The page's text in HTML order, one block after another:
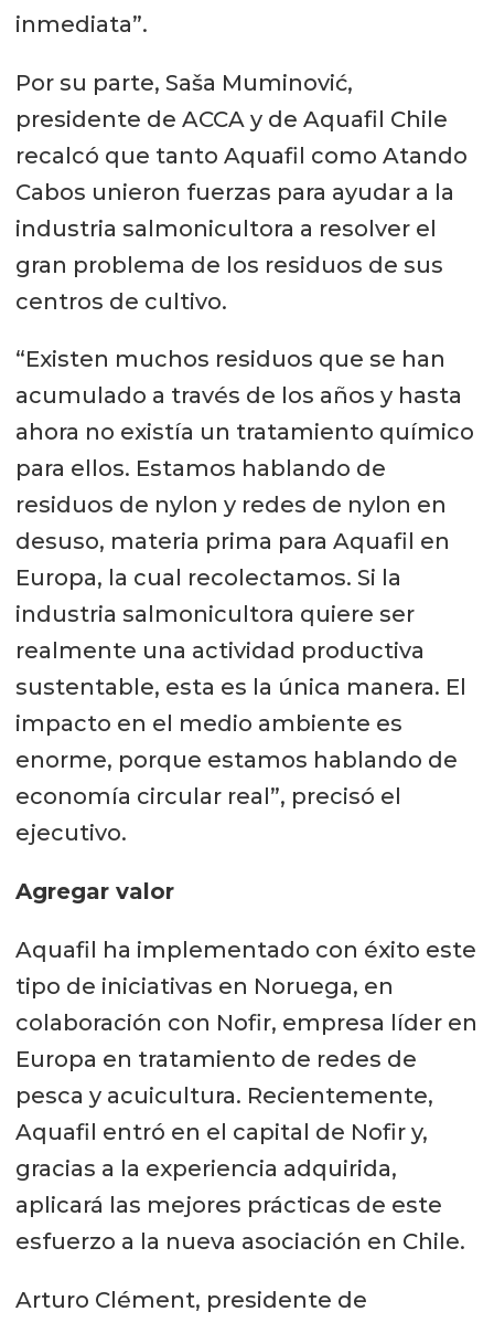
inmediata”.
Por su parte, Saša Muminović,
presidente de ACCA y de Aquafil Chile
recalcó que tanto Aquafil como Atando
Cabos unieron fuerzas para ayudar a la
industria salmonicultora a resolver el
gran problema de los residuos de sus
centros de cultivo.
“Existen muchos residuos que se han
acumulado a través de los años y hasta
ahora no existía un tratamiento químico
para ellos. Estamos hablando de
residuos de nylon y redes de nylon en
desuso, materia prima para Aquafil en
Europa, la cual recolectamos. Si la
industria salmonicultora quiere ser
realmente una actividad productiva
sustentable, esta es la única manera. El
impacto en el medio ambiente es
enorme, porque estamos hablando de
economía circular real”, precisó el
ejecutivo.
Agregar valor
Aquafil ha implementado con éxito este
tipo de iniciativas en Noruega, en
colaboración con Nofir, empresa líder en
Europa en tratamiento de redes de
pesca y acuicultura. Recientemente,
Aquafil entró en el capital de Nofir y,
gracias a la experiencia adquirida,
aplicará las mejores prácticas de este
esfuerzo a la nueva asociación en Chile.
Arturo Clément, presidente de